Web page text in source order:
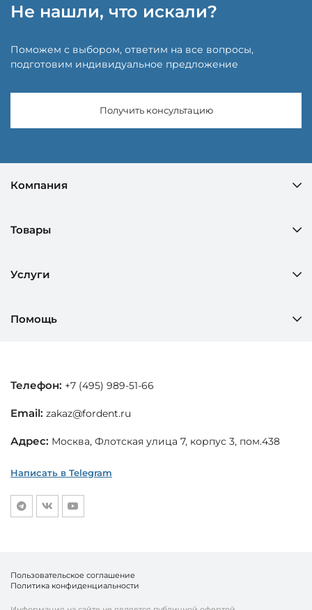
Не нашли, что искали?
Поможем с выбором, ответим на все вопросы,
подготовим индивидуальное предложение
Получить консультацию
Компания
Товары
Услуги
Помощь
Телефон: +7 (495) 989-51-66
Email: zakaz@fordent.ru
Адрес: Москва, Флотская улица 7, корпус 3, пом.438
Написать в Telegram
Пользовательское соглашение
Политика конфиденциальности